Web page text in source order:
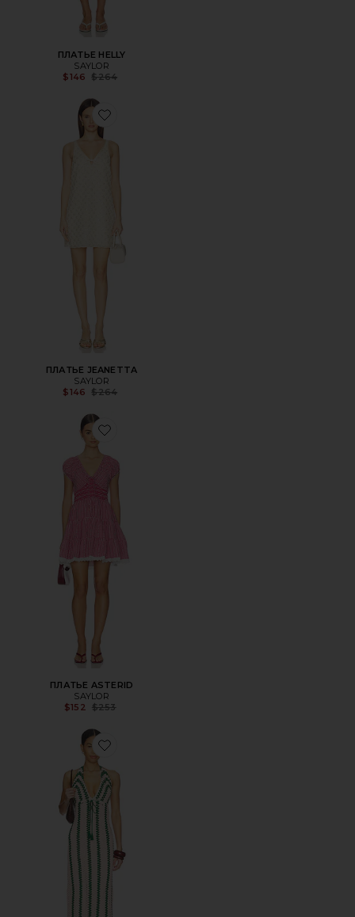
ПЛАТЬЕ HELLY
SAYLOR
$146
Previous price:
$264
Favorite ПЛАТЬЕ JEANETTA
ПЛАТЬЕ JEANETTA
SAYLOR
$146
Previous price:
$264
Favorite ПЛАТЬЕ ASTERID
ПЛАТЬЕ ASTERID
SAYLOR
$152 Previous price:
$253
Favorite ПЛАТЬЕ GEORGIE